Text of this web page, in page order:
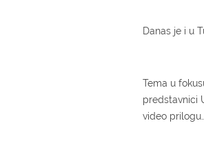
Danas je i u
Tema u
predstavnici
video prilogu….